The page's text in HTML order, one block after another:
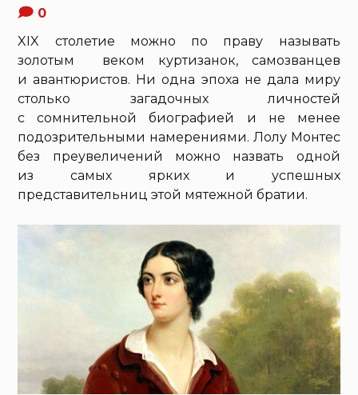
0
XIX столетие можно по праву называть
золотым веком куртизанок, самозванцев
и авантюристов. Ни одна эпоха не дала миру
столько загадочных личностей
с сомнительной биографией и не менее
подозрительными намерениями. Лолу Монтес
без преувеличений можно назвать одной
из самых ярких и успешных
представительниц этой мятежной братии.